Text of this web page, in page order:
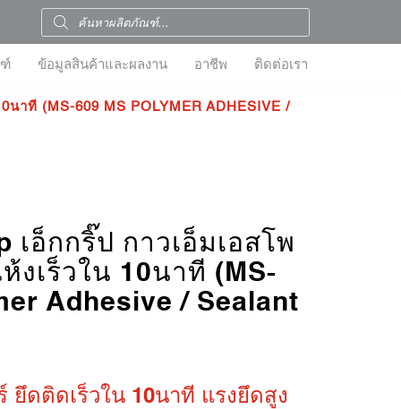
ข้อมูลสินค้าและผลงาน อาชีพ ติดต่อเรา
นาที (MS-609 MS POLYMER ADHESIVE /
เอ็กกริ๊ป กาวเอ็มเอสโพ
งเร็วใน 10นาที (MS-
Adhesive / Sealant
ยึดติดเร็วใน 10นาที แรงยึดสูง